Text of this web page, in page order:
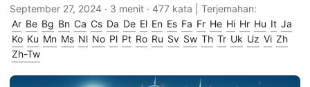
September 27, 2024 · 3 menit · 477 kata | Terjemahan:
Ar Be Bg Bn Ca Cs Da De El En Es Fa Fr He Hi Hr Hu It Ja
Ko Ku Mn Ms Nl No Pl Pt Ro Ru Sv Sw Th Tr Uk Uz Vi Zh
Zh-Tw